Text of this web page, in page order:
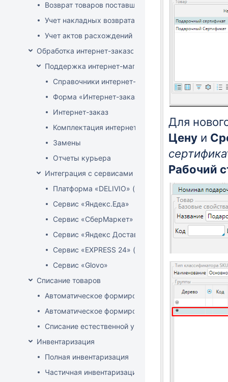
Возврат товаров поставщику
Учет накладных возврата товара от покупателей
Учет актов расхождений при возврате товара от
Обработка интернет-заказов
Поддержка интернет-магазина
Справочники интернет-магазина
Форма «Интернет-заказы»
Интернет-заказ
Комплектация интернет-заказов
Замены
Отчеты курьера
Интеграция с сервисами доставки
Платформа «DELIVIO» (Беларусь)
Сервис «Яндекс.Еда»
Сервис «СберМаркет»
Сервис «Яндекс Доставка»
Сервис «EXPRESS 24» (Узбекистан)
Сервис «Glovo»
Списание товаров
Автоматическое формирование акта расценки для
Автоматическое формирование документов
Списание естественной убыли
Инвентаризация
Полная инвентаризация
Частичная инвентаризация
Для
Цену и
Рабочий